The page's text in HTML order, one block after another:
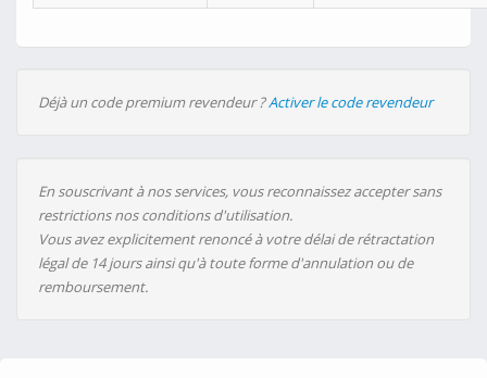
Déjà un code premium revendeur ?Activer le code revendeur
En souscrivant à nos services, vous reconnaissez accepter sans
restrictions nos conditions d'utilisation.
Vous avez explicitement renoncé à votre délai de rétractation
légal de 14 jours ainsi qu'à toute forme d'annulation ou de
remboursement.